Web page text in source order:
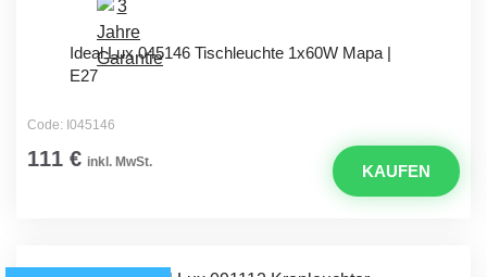
Ideal Lux 045146 Tischleuchte 1x60W Mapa |
E27
Code: I045146
111 € inkl. MwSt. KAUFEN